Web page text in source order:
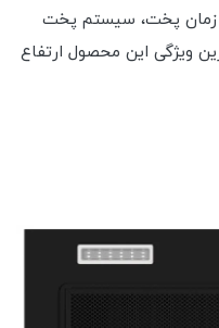
زمان پخت، سیستم پخت
ویژگی این محصول ارتفاع